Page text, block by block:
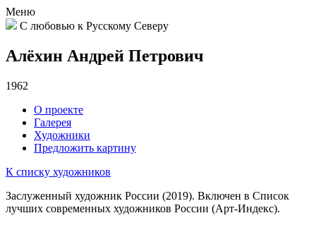
Меню
С любовью к Русскому Северу
Алёхин Андрей Петрович
1962
О проекте
Галерея
Художники
Предложить картину
К списку художников
Заслуженный художник России (2019). Включен в Список
лучших современных художников России (Арт-Индекс).